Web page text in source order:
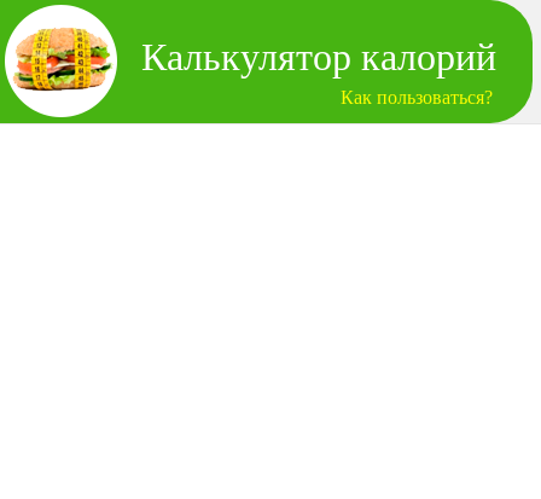
Калькулятор калорий
Как пользоваться?